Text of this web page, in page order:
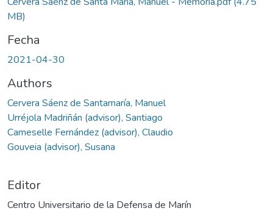
MB)
Fecha
2021-04-30
Authors
Cervera Sáenz de Santamaría, Manuel
Urréjola Madriñán (advisor), Santiago
Cameselle Fernández (advisor), Claudio
Gouveia (advisor), Susana
Editor
Centro Universitario de la Defensa de Marín